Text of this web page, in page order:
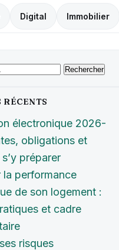
Digital Immobilier
:
électronique 2026-
obligations et
préparer
la performance
de son logement :
et cadre
risques